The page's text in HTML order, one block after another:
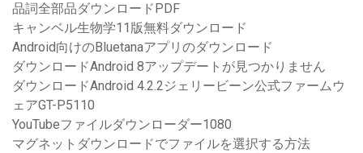
品詞全部品ダウンロードPDF
キャンベル生物学11版無料ダウンロード
Android向けのBluetanaアプリのダウンロード
ダウンロードAndroid 8アップデートが見つかりません
ダウンロードAndroid 4.2.2ジェリービーン公式ファームウ
ェアGT-P5110
YouTubeファイルダウンローダー1080
マグネットダウンロードでファイルを選択する方法